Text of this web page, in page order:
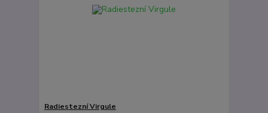
Radiestezní Virgule